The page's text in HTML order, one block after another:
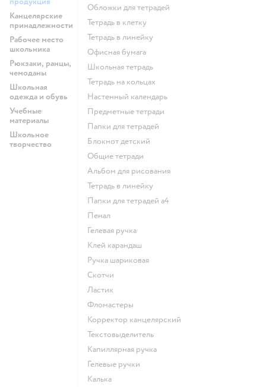
Канцелярские
принадлежности
Рабочее место
школьника
Рюкзаки, ранцы,
чемоданы
Школьная
одежда и обувь
Учебные
материалы
Школьное
творчество
Обложки для тетрадей
Тетрадь в клетку
Тетрадь в линейку
Офисная бумага
Школьная тетрадь
Тетрадь на кольцах
Настенный календарь
Предметные тетради
Папки для тетрадей
Блокнот детский
Общие тетради
Альбом для рисования
Тетрадь в линейку
Папки для тетрадей а4
Пенал
Гелевая ручка
Клей карандаш
Ручка шариковая
Скотчи
Ластик
Фломастеры
Корректор канцелярский
Текстовыделитель
Капиллярная ручка
Гелевые ручки
Калька